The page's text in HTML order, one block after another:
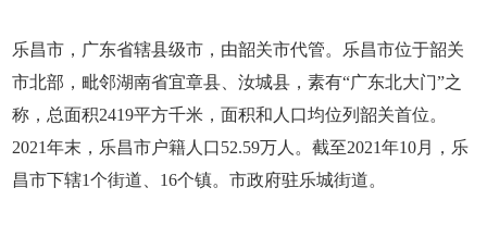
乐昌市，广东省辖县级市，由韶关市代管。乐昌市位于韶关
市北部，毗邻湖南省宜章县、汝城县，素有“广东北大门”之
称，总面积2419平方千米，面积和人口均位列韶关首位。
2021年末，乐昌市户籍人口52.59万人。截至2021年10月，乐
昌市下辖1个街道、16个镇。市政府驻乐城街道。